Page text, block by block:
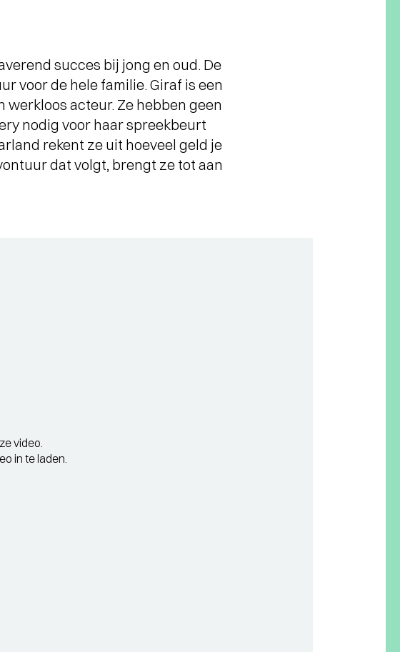
succes bij jong en oud. De
voor de hele familie. Giraf is een
werkloos acteur. Ze hebben geen
nodig voor haar spreekbeurt
rekent ze uit hoeveel geld je
dat volgt, brengt ze tot aan
video.
in te laden.